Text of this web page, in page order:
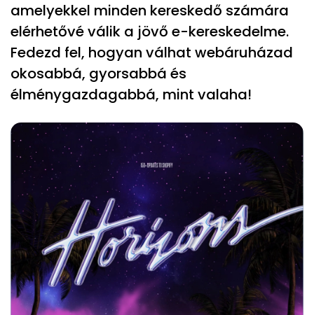
amelyekkel minden kereskedő számára
elérhetővé válik a jövő e-kereskedelme.
Fedezd fel, hogyan válhat webáruházad
okosabbá, gyorsabbá és
élménygazdagabbá, mint valaha!